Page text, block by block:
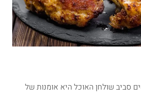
סביב שולחן האוכל היא אומנות של